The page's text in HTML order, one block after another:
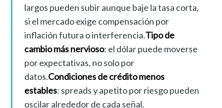
largos pueden subir aunque baje la tasa corta,
si el mercado exige compensación por
inflación futura o interferencia.Tipo de
cambio más nervioso: el dólar puede moverse
por expectativas, no solo por
datos.Condiciones de crédito menos
estables: spreads y apetito por riesgo pueden
oscilar alrededor de cada señal.